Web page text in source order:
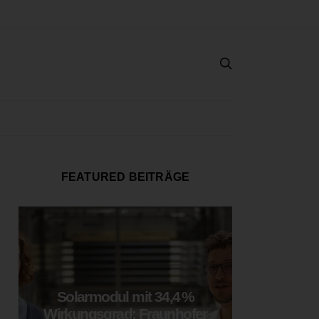
FEATURED BEITRÄGE
Solarmodul mit 34,4 %
Wirkungsgrad: Fraunhofer